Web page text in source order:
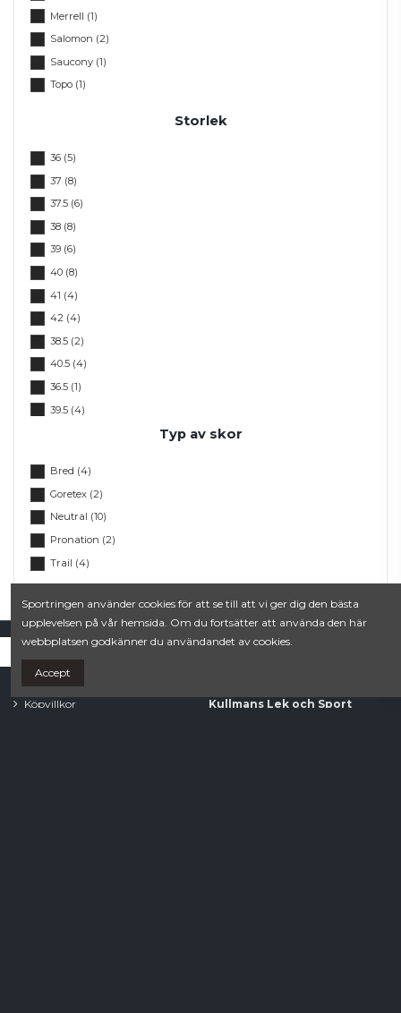
Merrell (1)
Salomon (2)
Saucony (1)
Topo (1)
Storlek
36 (5)
37 (8)
37.5 (6)
38 (8)
39 (6)
40 (8)
41 (4)
42 (4)
38.5 (2)
40.5 (4)
36.5 (1)
39.5 (4)
39.1/3.UK6
40.2/3.UK7
38.UK5(8)
42.UK8(5)
40.UK6½
36.2/3.UK4
(7)
36.UK3½(7)
35½.UK3
37.1/3.UK4½
35.5(1)
Typ av skor
Bred (4)
Goretex (2)
Neutral (10)
Pronation (2)
Trail (4)
Villkor
Köpvillkor
Kullmans Lek och Sport
Sportringen använder cookies för att se till att vi ger dig den bästa
upplevelsen på vår hemsida. Om du fortsätter att använda den här
webbplatsen godkänner du användandet av cookies.
Accept